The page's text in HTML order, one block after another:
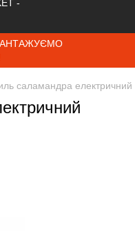
саламандра